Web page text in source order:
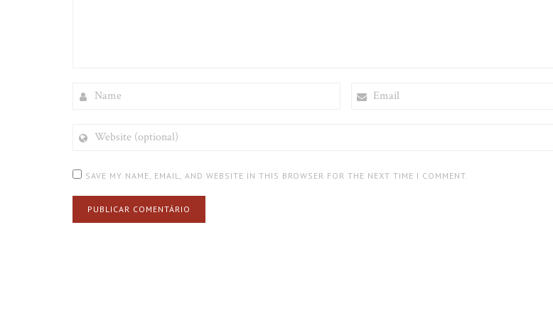
(OPTIONAL)
SAVE MY NAME, EMAIL, AND WEBSITE IN THIS BROWSER FOR THE NEXT TIME I COMMENT.